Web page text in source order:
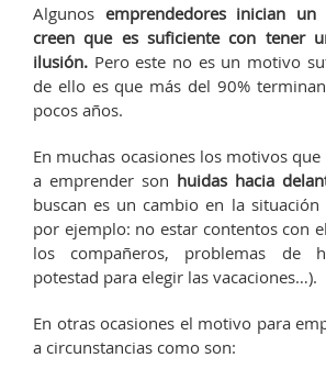
Algunos emprendedores inician
creen que es suficiente con tener
ilusión. Pero este no es un motivo
de ello es que más del 90%
pocos años.
En muchas ocasiones los motivos
a emprender son huidas hacia
buscan es un cambio en la situación
por ejemplo: no estar contentos con
los compañeros, problemas de
potestad para elegir las vacaciones…).
En otras ocasiones el motivo para
a circunstancias como son: